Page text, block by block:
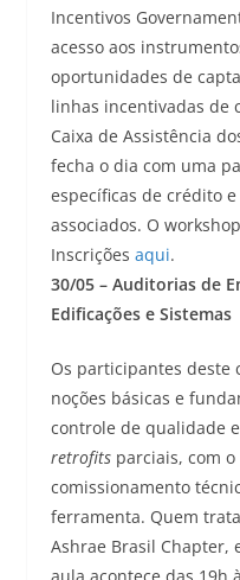
Incentivos
acesso aos
oportunidades de
linhas incentivadas de
Caixa de Assistência
fecha o dia com uma
específicas de crédito
associados. O
Inscrições aqui.
30/05 – Auditorias de
Edificações e Sistemas
Os participantes deste
noções básicas e
controle de qualidade
retrofitsparciais, com o
comissionamento
ferramenta. Quem
Ashrae Brasil Chapter,
aula acontece das 19h